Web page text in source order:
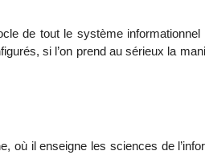
de tout le système
si l’on prend au sérieux la
où il enseigne les sciences de